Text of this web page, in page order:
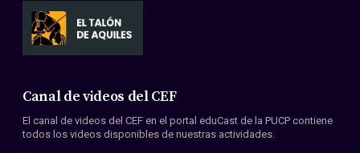
Canal de videos del CEF
El canal de videos del CEF en el portal eduCast de la PUCP contiene
todos los videos disponibles de nuestras actividades.